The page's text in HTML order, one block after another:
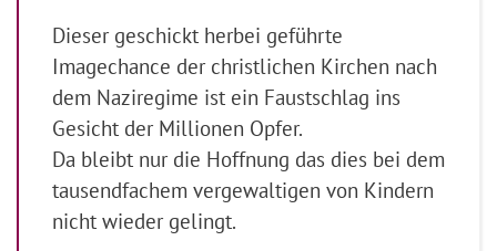
Dieser geschickt herbei geführte
Imagechance der christlichen Kirchen nach
dem Naziregime ist ein Faustschlag ins
Gesicht der Millionen Opfer.
Da bleibt nur die Hoffnung das dies bei dem
tausendfachem vergewaltigen von Kindern
nicht wieder gelingt.